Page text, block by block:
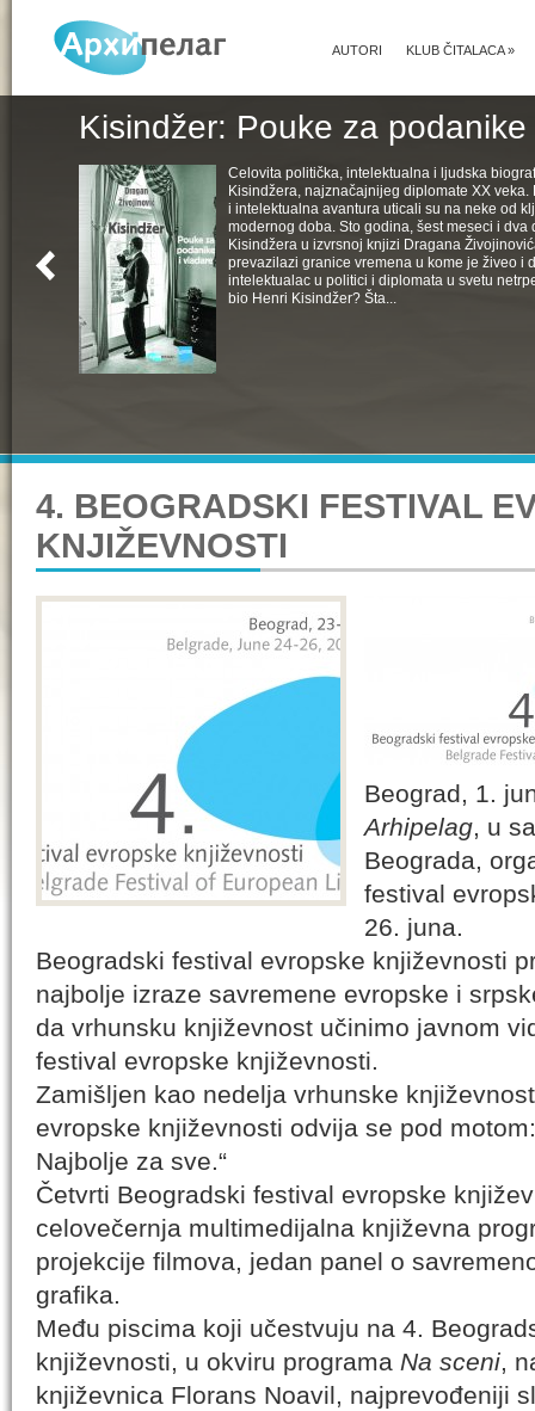
KLUB ČITALACA»
AUTORI
Kisindžer: Pouke za
Celovita politička, intelektualna i ljudska
Kisindžera, najznačajnijeg diplomate XX
i intelektualna avantura uticali su na neke od
modernog doba. Sto godina, šest meseci i dva
Kisindžera u izvrsnoj knjizi Dragana
prevazilazi granice vremena u kome je živeo i
intelektualac u politici i diplomata u svetu
bio Henri Kisindžer? Šta...
4. BEOGRADSKI FESTIVAL
KNJIŽEVNOSTI
Beograd, 1.
Arhipelag, u
Beograda,
festival
26. juna.
Beogradski festival evropske književnosti
najbolje izraze savremene evropske i
da vrhunsku književnost učinimo javnom
festival evropske književnosti.
Zamišljen kao nedelja vrhunske
evropske književnosti odvija se pod
Najbolje za sve.“
Četvrti Beogradski festival evropske
celovečernja multimedijalna književna
projekcije filmova, jedan panel o
grafika.
Među piscima koji učestvuju na 4.
književnosti, u okviru programa Na sceni,
književnica Florans Noavil, najprevođeniji